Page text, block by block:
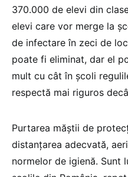
370.000 de elevi din
elevi care vor merge la
de infectare în zeci de
poate fi eliminat, dar el
mult cu cât în școli
respectă mai riguros
Purtarea măștii de
distanțarea adecvată,
normelor de igienă. Sunt